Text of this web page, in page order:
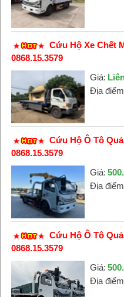
Cứu Hộ Xe Chết
0868.15.3579
Giá:
Địa
Cứu Hộ Ô Tô
0868.15.3579
Giá:
Địa
Cứu Hộ Ô Tô
0868.15.3579
Giá:
Địa